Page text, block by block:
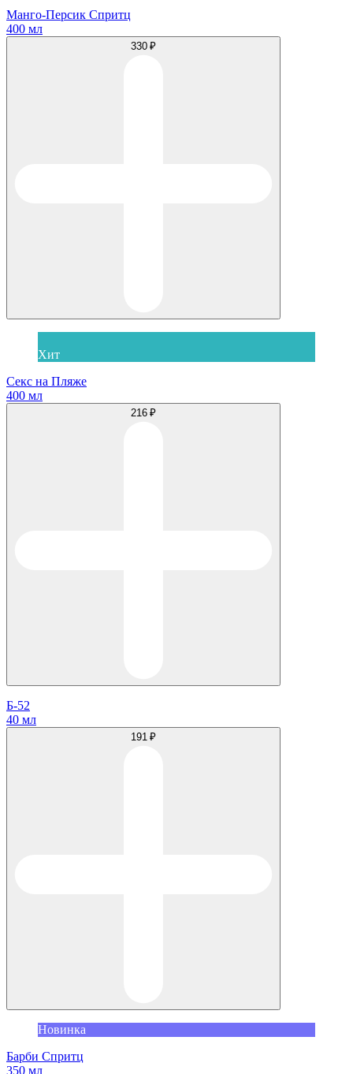
Манго-Персик Спритц
400 мл
330 ₽
Хит
Секс на Пляже
400 мл
216 ₽
Б-52
40 мл
191 ₽
Новинка
Барби Спритц
350 мл